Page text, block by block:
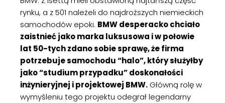
rynku, a z 501 należeli do najdroższych niemieckich
samochodów epoki. BMW desperacko chciało
zaistnieć jako marka luksusowa i w połowie
lat 50-tych zdano sobie sprawę, że firma
potrzebuje samochodu “halo”, który służyłby
jako “studium przypadku” doskonałości
inżynieryjnej i projektowej BMW. Główną rolę w
wymyśleniu tego projektu odegrał legendarny